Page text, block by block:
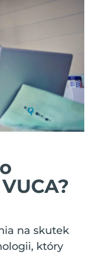
na skutek
który